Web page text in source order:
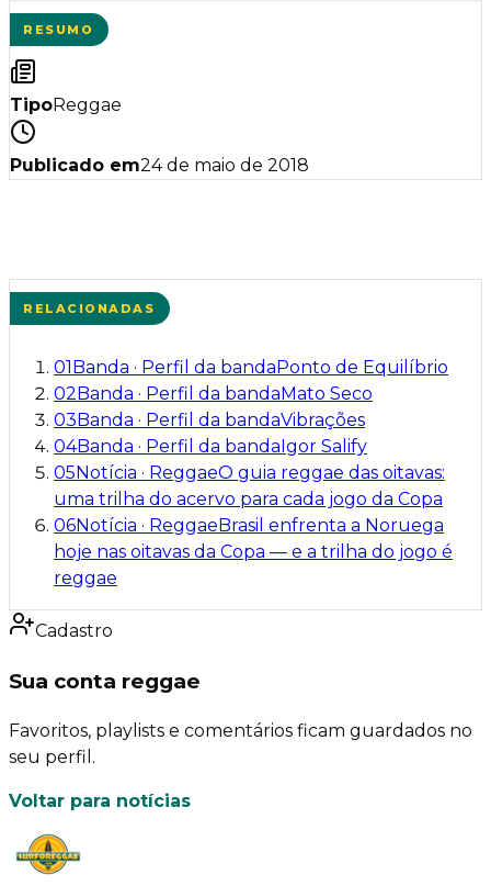
RESUMO
TipoReggae
Publicado em24 de maio de 2018
RELACIONADAS
01 Banda · Perfil da banda Ponto de Equilíbrio
02 Banda · Perfil da banda Mato Seco
03 Banda · Perfil da bandaVibrações
04Banda · Perfil da banda Igor Salify
05 Notícia · ReggaeO guia reggae das oitavas:
uma trilha do acervo para cada jogo da Copa
06Notícia · Reggae Brasil enfrenta a Noruega
hoje nas oitavas da Copa — e a trilha do jogo é
reggae
Cadastro
Sua conta reggae
Favoritos, playlists e comentários ficam guardados no
seu perfil.
Voltar para notícias